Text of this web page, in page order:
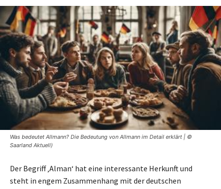
Was bedeutet Allmann? Die Bedeutung von Allmann im Detail erklärt | ©
Saarland Aktuell)
Der Begriff ‚Alman‘ hat eine interessante Herkunft und
steht in engem Zusammenhang mit der deutschen